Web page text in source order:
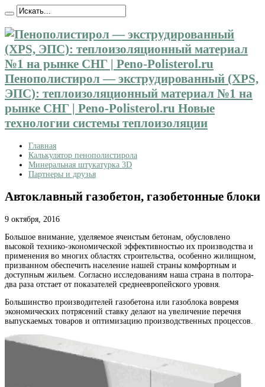
Пенополистирол — экструдированный (XPS,
ЭПС): теплоизоляционный материал №1 на
рынке СНГ | Peno-Polisterol.ru Новые
технологии системы теплоизоляции
Главная
Калькулятор пенополистирола
Минеральная штукатурка 3D
Партнеры и друзья
Автоклавный газобетон, газобетонные блоки
9 октября, 2016
Большое внимание, уделяемое ячеистым бетонам, обусловлено
высокой технико-экономической эффективностью их производства и
применения во многих областях строительства, особенно жилищном,
призванном обеспечить население нашей страны комфортным и
доступным жильем. Согласно исследованиям наша страна в полтора-
два раза отстает от показателей среднеевропейского уровня.
Большинство производителей газобетона или газоблока вовремя
экономических потрясений ставку делают на увеличение перечня
выпускаемых товаров и оптимизацию производственных процессов.